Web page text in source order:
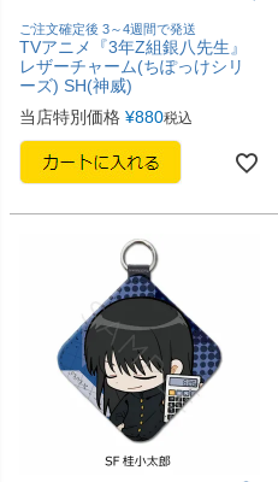
ご注文確定後 3～4週間で発送
TVアニメ『3年Z組銀八先生』
レザーチャーム(ちぽっけシリ
ーズ) SH(神威)
当店特別価格 ¥880税込